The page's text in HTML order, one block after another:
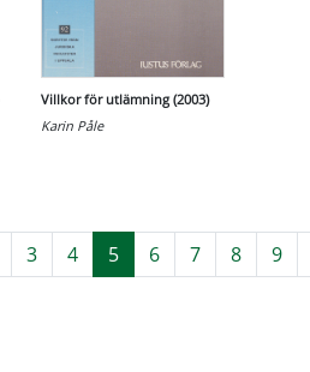
Villkor för utlämning (2003)
Karin Påle
3 4 5 6 7 8 9